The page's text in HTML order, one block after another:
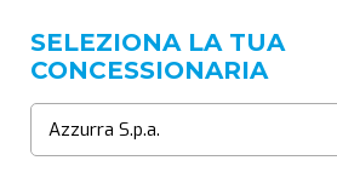
SELEZIONA LA TUA
CONCESSIONARIA